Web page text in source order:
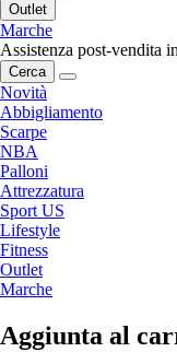
Outlet
Marche
Assistenza post-vendita
Cerca
Novità
Abbigliamento
Scarpe
NBA
Palloni
Attrezzatura
Sport US
Lifestyle
Fitness
Outlet
Marche
Aggiunta al